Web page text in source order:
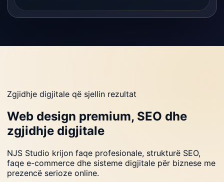
Zgjidhje digjitale që sjellin rezultat
Web design premium, SEO dhe
zgjidhje digjitale
NJS Studio krijon faqe profesionale, strukturë SEO,
faqe e-commerce dhe sisteme digjitale për biznese me
prezencë serioze online.